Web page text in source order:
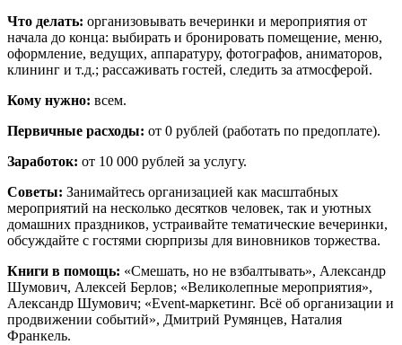
Что делать: организовывать вечеринки и мероприятия от
начала до конца: выбирать и бронировать помещение, меню,
оформление, ведущих, аппаратуру, фотографов, аниматоров,
клининг и т.д.; рассаживать гостей, следить за атмосферой.
Кому нужно: всем.
Первичные расходы: от 0 рублей (работать по предоплате).
Заработок: от 10 000 рублей за услугу.
Советы: Занимайтесь организацией как масштабных
мероприятий на несколько десятков человек, так и уютных
домашних праздников, устраивайте тематические вечеринки,
обсуждайте с гостями сюрпризы для виновников торжества.
Книги в помощь: «Смешать, но не взбалтывать», Александр
Шумович, Алексей Берлов; «Великолепные мероприятия»,
Александр Шумович; «Event-маркетинг. Всё об организации и
продвижении событий», Дмитрий Румянцев, Наталия
Франкель.